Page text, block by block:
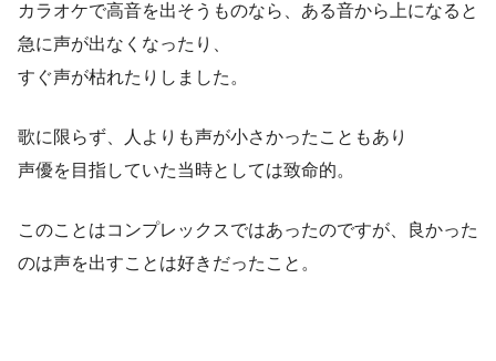
カラオケで高音を出そうものなら、ある音から上になると
急に声が出なくなったり、
すぐ声が枯れたりしました。
歌に限らず、人よりも声が小さかったこともあり
声優を目指していた当時としては致命的。
このことはコンプレックスではあったのですが、良かった
のは声を出すことは好きだったこと。